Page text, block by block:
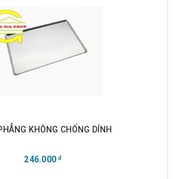
KHÔNG CHỐNG DÍNH
246.000đ